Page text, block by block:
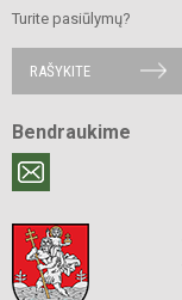
Turite pasiūlymų?
RAŠYKITE
Bendraukime